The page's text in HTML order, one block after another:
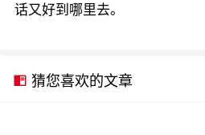
话又好到哪里去。
猜您喜欢的文章